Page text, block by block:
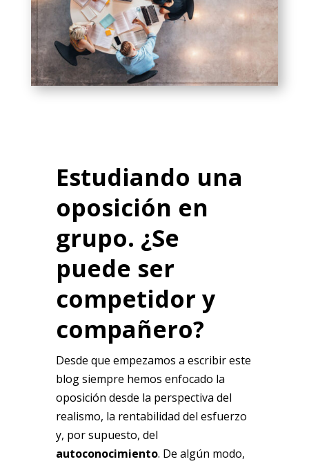
Estudiando una
oposición en
grupo. ¿Se
puede ser
competidor y
compañero?
Desde que empezamos a escribir este
blog siempre hemos enfocado la
oposición desde la perspectiva del
realismo, la rentabilidad del esfuerzo
y, por supuesto, del
autoconocimiento. De algún modo,